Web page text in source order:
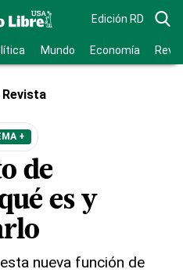
Edición RD
Mundo Economía
Revista
+
de
es y
nueva función de